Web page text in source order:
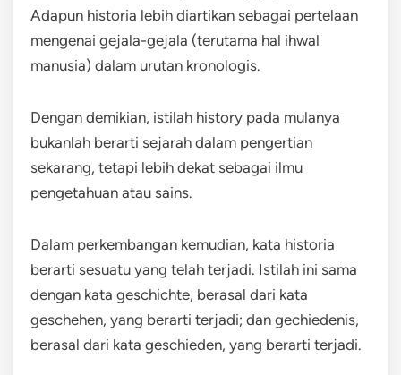
Adapun historia lebih diartikan sebagai pertelaan
mengenai gejala-gejala (terutama hal ihwal
manusia) dalam urutan kronologis.
Dengan demikian, istilah history pada mulanya
bukanlah berarti sejarah dalam pengertian
sekarang, tetapi lebih dekat sebagai ilmu
pengetahuan atau sains.
Dalam perkembangan kemudian, kata historia
berarti sesuatu yang telah terjadi. Istilah ini sama
dengan kata geschichte, berasal dari kata
geschehen, yang berarti terjadi; dan gechiedenis,
berasal dari kata geschieden, yang berarti terjadi.